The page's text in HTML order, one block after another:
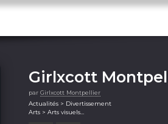
Girlxcott
par Girlxcott Montpellier
Actualités > Divertissement
Arts > Arts visuels